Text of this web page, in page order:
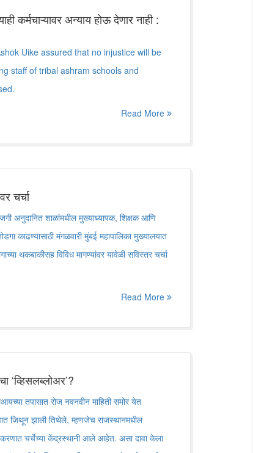
कर्मचाऱ्यावर अन्याय होऊ देणार नाही :
Uike assured that no injustice will be
staff of tribal ashram schools and
Read More
चर्चा
अनुदानित शाळांमधील मुख्याध्यापक, शिक्षक आणि
काढण्यासाठी मंगळवारी मुंबई महापालिका मुख्यालयात
थकबाकीसह विविध मागण्यांवर यावेळी सविस्तर चर्चा
Read More
‘व्हिसलब्लोअर’?
तपासात रोज नवनवीन माहिती समोर येत
जिथून झाली तिथेले, म्हणजेच राजस्थानमधील
चर्चेच्या केंद्रस्थानी आले आहेत. असा दावा केला